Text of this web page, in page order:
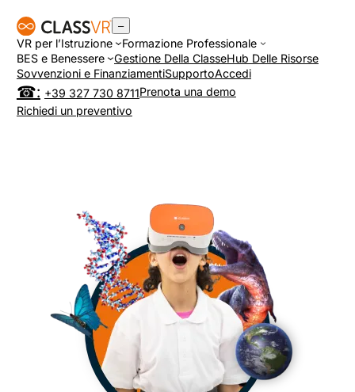
contenuto
–
VR per l’Istruzione
Formazione Professionale
BES e Benessere
Gestione Della ClasseHub Delle Risorse
Sovvenzioni e FinanziamentiSupportoAccedi
+39 327 730 8711Prenota una demo
Richiedi un preventivo